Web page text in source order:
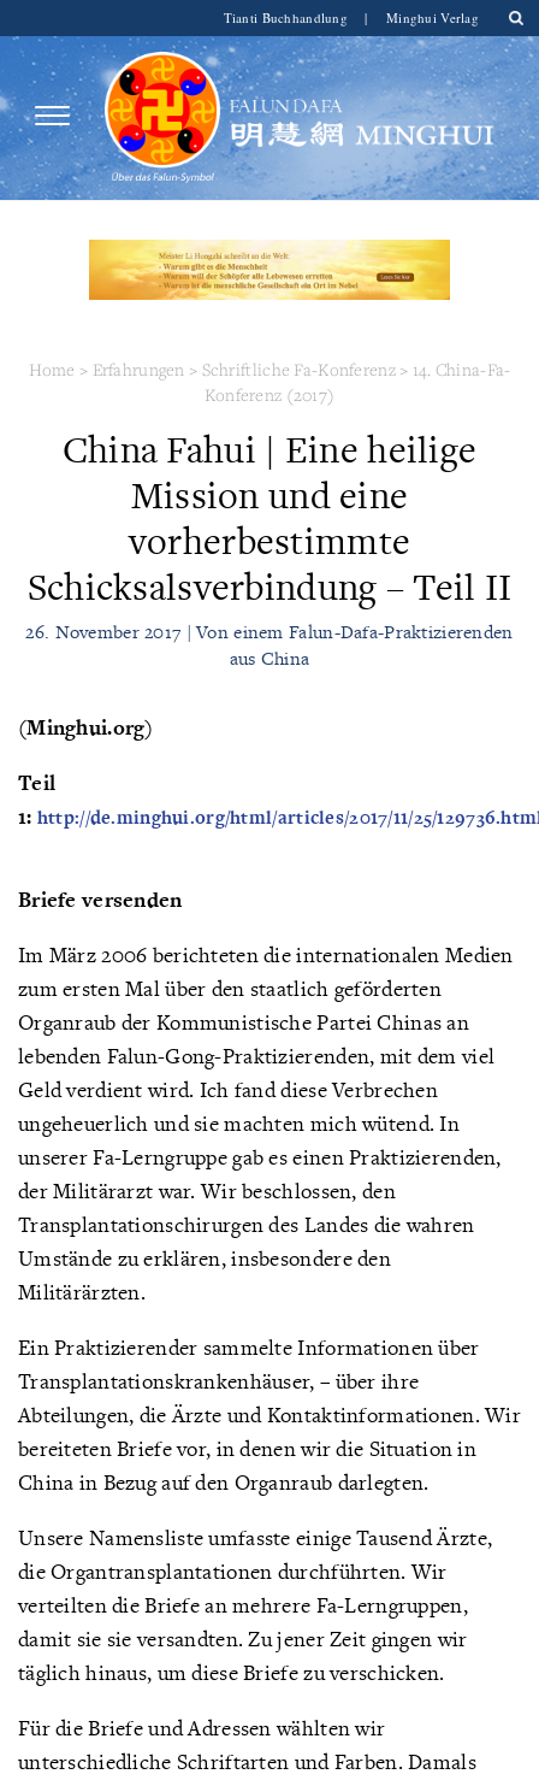
Tianti Buchhandlung | Minghui Verlag
Home > Erfahrungen > Schriftliche Fa-Konferenz> 14. China-Fa-
Konferenz (2017)
China Fahui | Eine heilige
Mission und eine
vorherbestimmte
Schicksalsverbindung – Teil II
26. November 2017 | Von einem Falun-Dafa-Praktizierenden
aus China
(Minghui.org)
Teil
1: http://de.minghui.org/html/articles/2017/11/25/
Briefe versenden
Im März 2006 berichteten die internationalen Medien
zum ersten Mal über den staatlich geförderten
Organraub der Kommunistische Partei Chinas an
lebenden Falun-Gong-Praktizierenden, mit dem viel
Geld verdient wird. Ich fand diese Verbrechen
ungeheuerlich und sie machten mich wütend. In
unserer Fa-Lerngruppe gab es einen Praktizierenden,
der Militärarzt war. Wir beschlossen, den
Transplantationschirurgen des Landes die wahren
Umstände zu erklären, insbesondere den
Militärärzten.
Ein Praktizierender sammelte Informationen über
Transplantationskrankenhäuser, – über ihre
Abteilungen, die Ärzte und Kontaktinformationen. Wir
bereiteten Briefe vor, in denen wir die Situation in
China in Bezug auf den Organraub darlegten.
Unsere Namensliste umfasste einige Tausend Ärzte,
die Organtransplantationen durchführten. Wir
verteilten die Briefe an mehrere Fa-Lerngruppen,
damit sie sie versandten. Zu jener Zeit gingen wir
täglich hinaus, um diese Briefe zu verschicken.
Für die Briefe und Adressen wählten wir
unterschiedliche Schriftarten und Farben. Damals